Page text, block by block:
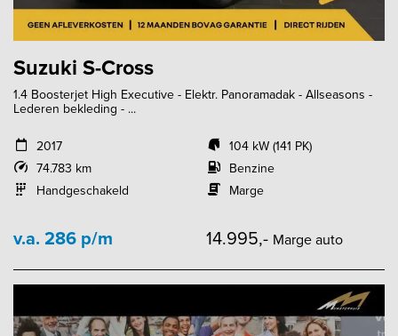
Suzuki S-Cross
1.4 Boosterjet High Executive - Elektr. Panoramadak - Allseasons -
Lederen bekleding - ...
2017
74.783 km
Handgeschakeld
104 kW (141 PK)
Benzine
Marge
v.a. 286 p/m 14.995,- Marge auto